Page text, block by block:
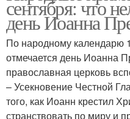
сентября: что
день Иоанна
По народному календарю
отмечается день Иоанна
православная церковь
– Усекновение Честной
того, как Иоанн крестил
странствовать по миру и